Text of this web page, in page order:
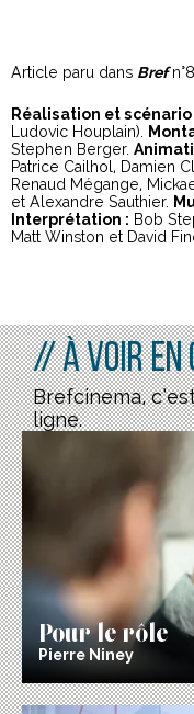
Article paru dans Bref
Réalisation et scénario
Ludovic Houplain).
Stephen Berger.
Patrice Cailhol, Damien
Renaud Mégange,
et Alexandre Sauthier.
Interprétation : Bob
Matt Winston et David
// À voir en
Brefcinema,
ligne.
Pour le rôle
Pierre Niney